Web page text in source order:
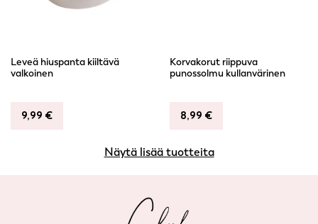
Leveä hiuspanta kiiltävä
valkoinen
9,99 €
Korvakorut riippuva
punossolmu kullanvärinen
8,99 €
Näytä lisää tuotteita